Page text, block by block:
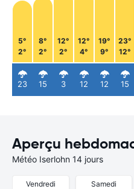
5°
2°
23
8°
2°
15
12°
2°
3
12°
4°
12
19°
9°
12
23°
12°
15
Aperçu
Météo Iserlohn 14 jours
Vendredi
Samedi